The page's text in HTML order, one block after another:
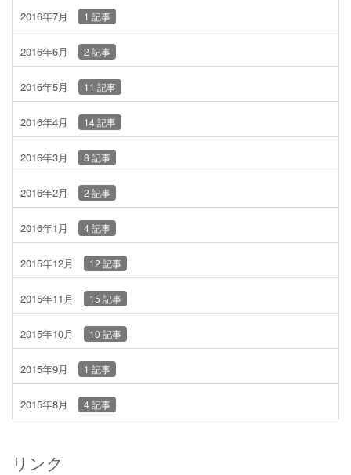
2016年7月 1 記事
2016年6月 2 記事
2016年5月 11 記事
2016年4月 14 記事
2016年3月 8 記事
2016年2月 2 記事
2016年1月 4 記事
2015年12月 12 記事
2015年11月 15 記事
2015年10月 10 記事
2015年9月 1 記事
2015年8月 4 記事
リンク